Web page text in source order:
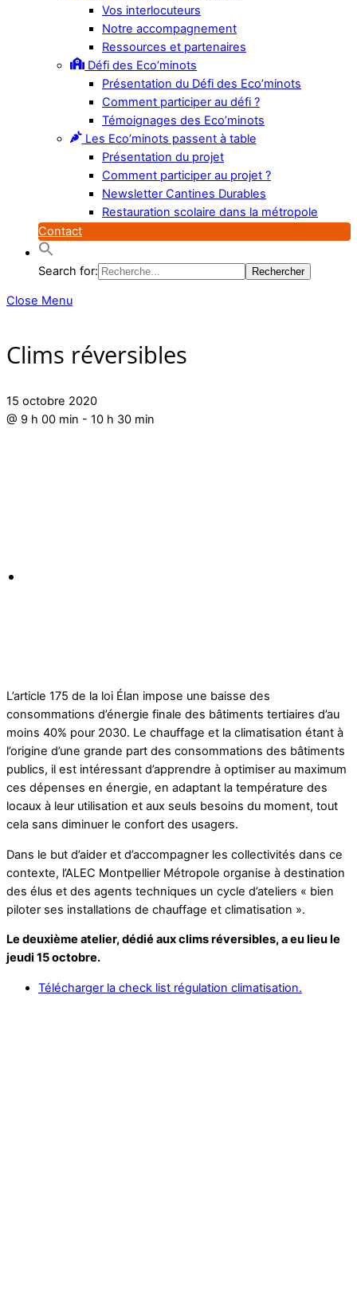
Vos interlocuteurs
Notre accompagnement
Ressources et partenaires
Défi des Eco’minots
Présentation du Défi des Eco’minots
Comment participer au défi ?
Témoignages des Eco’minots
Les Eco’minots passent à table
Présentation du projet
Comment participer au projet ?
Newsletter Cantines Durables
Restauration scolaire dans la métropole
Contact
Search for:
Close Menu
Clims réversibles
15 octobre 2020
@ 9 h 00 min - 10 h 30 min
L’article 175 de la loi Élan impose une baisse des
consommations d’énergie finale des bâtiments tertiaires d’au
moins 40% pour 2030. Le chauffage et la climatisation étant à
l’origine d’une grande part des consommations des bâtiments
publics, il est intéressant d’apprendre à optimiser au maximum
ces dépenses en énergie, en adaptant la température des
locaux à leur utilisation et aux seuls besoins du moment, tout
cela sans diminuer le confort des usagers.
Dans le but d’aider et d’accompagner les collectivités dans ce
contexte, l’ALEC Montpellier Métropole organise à destination
des élus et des agents techniques un cycle d’ateliers « bien
piloter ses installations de chauffage et climatisation ».
Le deuxième atelier, dédié aux clims réversibles, a eu lieu le
jeudi 15 octobre.
Télécharger la check list régulation climatisation.